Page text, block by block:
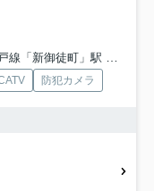
「新御徒町」駅 徒歩7分
防犯カメラ